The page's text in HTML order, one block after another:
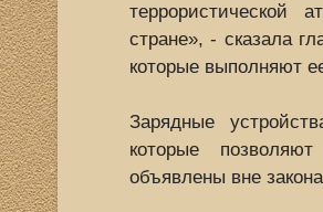
террористической
стране», - сказала
которые выполняют
Зарядные
которые
объявлены вне